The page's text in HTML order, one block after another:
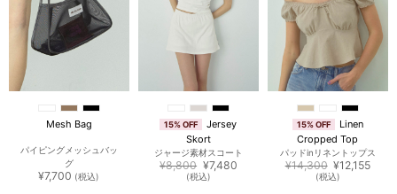
Mesh Bag
パイピングメッシュバッ
グ
¥7,700 (税込)
15% OFF
Jersey
Skort
ジャージ素材スコート
¥8,800 元
の
価
¥7,480現
(税込)
15% OFF
Linen
Cropped Top
パッドinリネントップス
¥14,300 元
の
価
¥12,155現
(税込)